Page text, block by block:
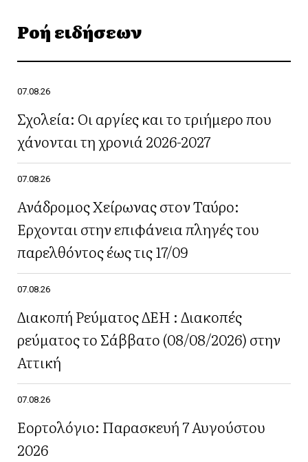
Ροή ειδήσεων
07.08.26
Σχολεία: Οι αργίες και το τριήμερο που
χάνονται τη χρονιά 2026-2027
07.08.26
Ανάδρομος Χείρωνας στον Ταύρο:
Έρχονται στην επιφάνεια πληγές του
παρελθόντος έως τις 17/09
07.08.26
Διακοπή Ρεύματος ΔΕΗ : Διακοπές
ρεύματος το Σάββατο (08/08/2026) στην
Αττική
07.08.26
Εορτολόγιο: Παρασκευή 7 Αυγούστου
2026